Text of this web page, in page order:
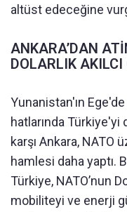
altüst edeceğine
ANKARA’DAN
DOLARLIK
Yunanistan'ın
hatlarında Türkiye'yi
karşı Ankara,
hamlesi daha yaptı.
Türkiye, NATO’nun
mobiliteyi ve enerji